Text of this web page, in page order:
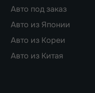
Авто под заказ
Авто из Японии
Авто из Кореи
Авто из Китая